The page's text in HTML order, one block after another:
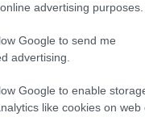
advertising purposes.
Google to send me
advertising.
Google to enable
like cookies on web